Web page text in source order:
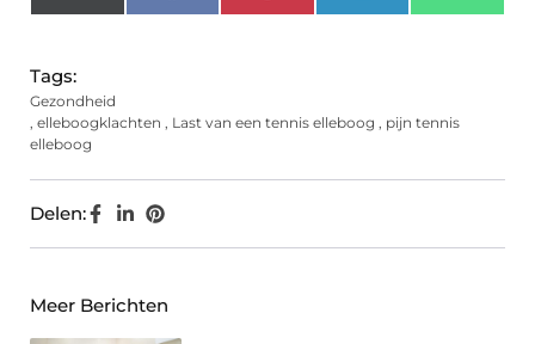
(Twitter)
Tags:
Gezondheid
, elleboogklachten , Last van een tennis elleboog , pijn tennis
elleboog
Delen:
Meer Berichten